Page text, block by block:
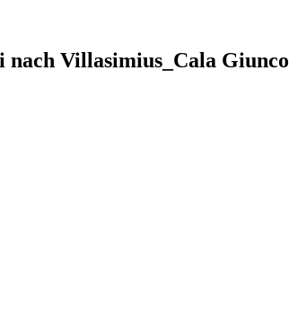
Villasimius_Cala Giunco